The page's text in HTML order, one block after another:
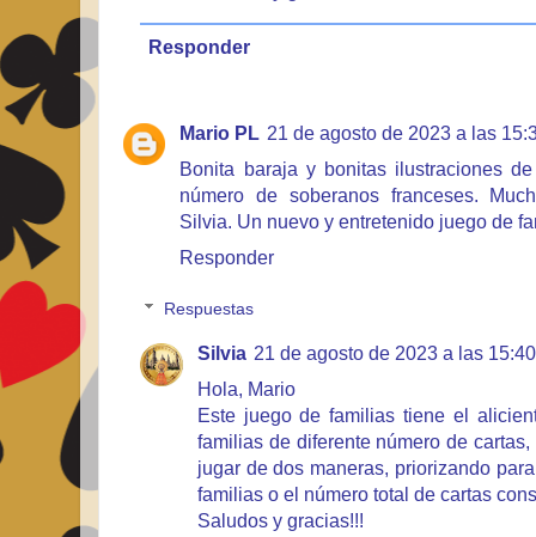
Responder
Mario PL 21 de agosto de 2023 a las
Bonita baraja y bonitas ilustraciones
número de soberanos franceses.
Silvia. Un nuevo y entretenido juego de
Responder
Respuestas
Silvia 21 de agosto de 2023 a las 15:40
Hola, Mario
Este juego de familias tiene el
familias de diferente número de
jugar de dos maneras, priorizando
familias o el número total de cartas
Saludos y gracias!!!